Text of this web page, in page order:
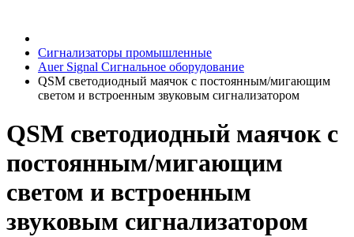
Сигнализаторы промышленные
Auer Signal Сигнальное оборудование
QSM светодиодный маячок с постоянным/мигающим
светом и встроенным звуковым сигнализатором
QSM светодиодный маячок с
постоянным/мигающим
светом и встроенным
звуковым сигнализатором